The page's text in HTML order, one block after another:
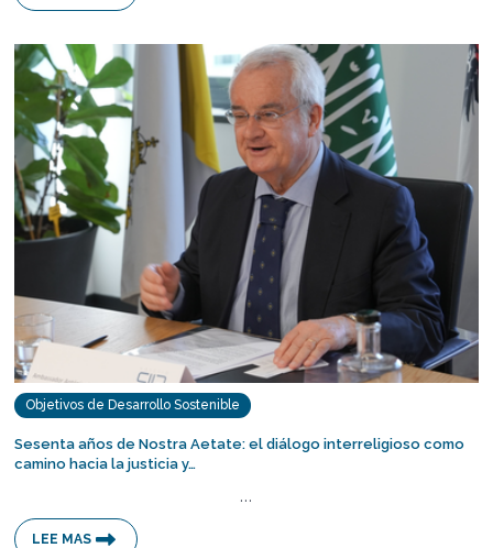
Objetivos de Desarrollo Sostenible
Sesenta años de Nostra Aetate: el diálogo interreligioso como
camino hacia la justicia y…
…
LEE MAS